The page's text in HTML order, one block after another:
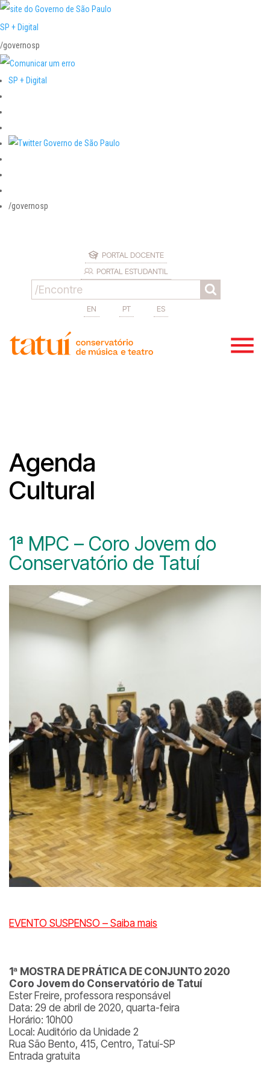
SP + Digital
/governosp
SP + Digital
/governosp
PORTAL DOCENTE
PORTAL ESTUDANTIL
EN PT ES
Agenda
Cultural
1ª MPC – Coro Jovem do
Conservatório de Tatuí
EVENTO SUSPENSO – Saiba mais
1ª MOSTRA DE PRÁTICA DE CONJUNTO 2020
Coro Jovem do Conservatório de Tatuí
Ester Freire, professora responsável
Data: 29 de abril de 2020, quarta-feira
Horário: 10h00
Local: Auditório da Unidade 2
Rua São Bento, 415, Centro, Tatuí-SP
Entrada gratuita